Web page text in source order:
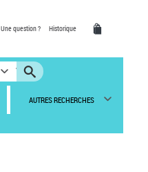
Une question ? Historique
AUTRES RECHERCHES